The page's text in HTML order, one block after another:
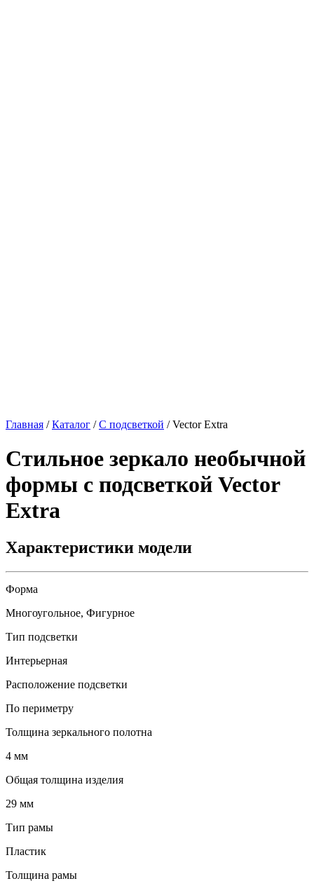
Главная /Каталог /С подсветкой /Vector Extra
Стильное зеркало необычной
формы с подсветкой Vector
Extra
Характеристики модели
Форма
Многоугольное, Фигурное
Тип подсветки
Интерьерная
Расположение подсветки
По периметру
Толщина зеркального полотна
4 мм
Общая толщина изделия
29 мм
Тип рамы
Пластик
Толщина рамы